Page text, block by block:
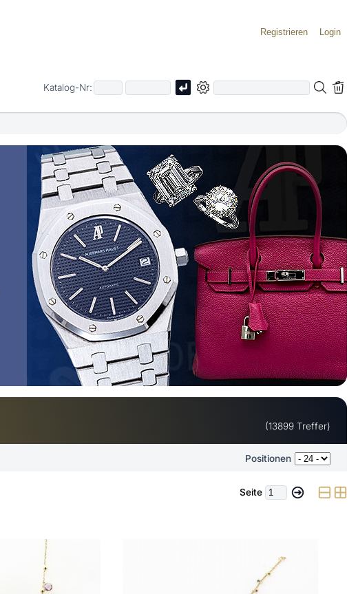
Registrieren Login
Katalog-Nr:
(13899 Treffer)
Positionen
Seite